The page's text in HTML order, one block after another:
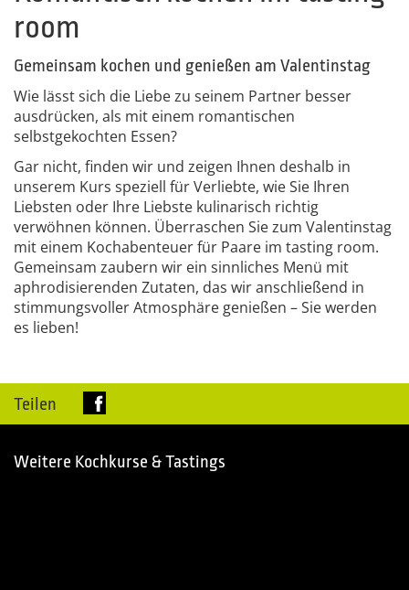
room
Gemeinsam kochen und genießen am Valentinstag
Wie lässt sich die Liebe zu seinem Partner besser
ausdrücken, als mit einem romantischen
selbstgekochten Essen?
Gar nicht, finden wir und zeigen Ihnen deshalb in
unserem Kurs speziell für Verliebte, wie Sie Ihren
Liebsten oder Ihre Liebste kulinarisch richtig
verwöhnen können. Überraschen Sie zum Valentinstag
mit einem Kochabenteuer für Paare im tasting room.
Gemeinsam zaubern wir ein sinnliches Menü mit
aphrodisierenden Zutaten, das wir anschließend in
stimmungsvoller Atmosphäre genießen – Sie werden
es lieben!
Teilen
Weitere Kochkurse & Tastings